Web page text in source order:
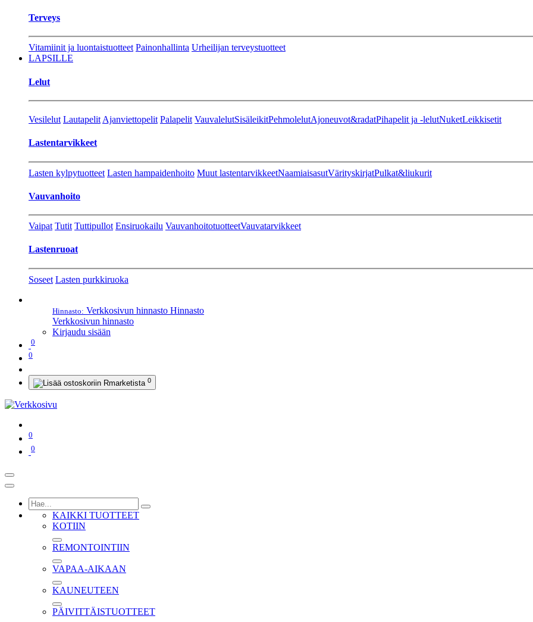
Terveys
Vitamiinit ja luontaistuotteet Painonhallinta Urheilijan terveystuotteet
LAPSILLE
Lelut
Vesilelut Lautapelit Ajanviettopelit Palapelit VauvalelutSisäleikitPehmolelutAjoneuvot&radatPihapelit ja -lelutNuketLeikkisetit
Lastentarvikkeet
Lasten kylpytuotteet Lasten hampaidenhoito Muut lastentarvikkeetNaamiaisasutVärityskirjatPulkat&liukurit
Vauvanhoito
Vaipat Tutit Tuttipullot Ensiruokailu VauvanhoitotuotteetVauvatarvikkeet
Lastenruoat
Soseet Lasten purkkiruoka
Hinnasto: Verkkosivun hinnasto Hinnasto
Verkkosivun hinnasto
Kirjaudu sisään
0
0
0
0
0
KAIKKI TUOTTEET
KOTIIN
REMONTOINTIIN
VAPAA-AIKAAN
KAUNEUTEEN
PÄIVITTÄISTUOTTEET